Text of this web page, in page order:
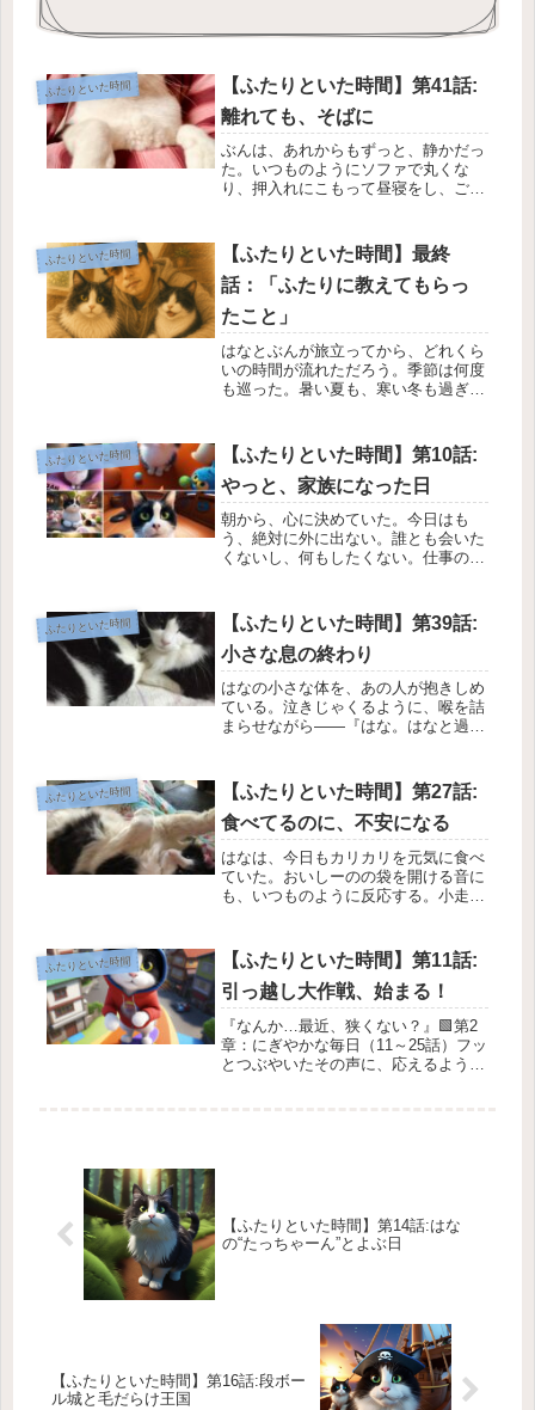
ふたりといた時間
【ふたりといた時間】第41話:
離れても、そばに
ぶんは、あれからもずっと、静かだっ
た。いつものようにソファで丸くな
り、押入れにこもって昼寝をし、ごは
も、少しずつリズムが生まれていた。
確かに“ひとり”になったはずなのに、
そ...
ふたりといた時間
【ふたりといた時間】最終
話：「ふたりに教えてもらっ
たこと」
はなとぶんが旅立ってから、どれくら
いの時間が流れただろう。季節は何度
も巡った。暑い夏も、寒い冬も過ぎて
できる。朝、目が覚めたとき。仕事へ
向かうとき。ごはんを食べるとき。眠
る前...
ふたりといた時間
【ふたりといた時間】第10話:
やっと、家族になった日
朝から、心に決めていた。今日はも
う、絶対に外に出ない。誰とも会いた
くないし、何もしたくない。仕事の疲
歩も動かない』っていう、ちょっとし
た宣言みたいなもの。それが今日の予
定表...
ふたりといた時間
【ふたりといた時間】第39話:
小さな息の終わり
はなの小さな体を、あの人が抱きしめ
ている。泣きじゃくるように、喉を詰
まらせながら——『はな。はなと過ご
本当にありがとう……はな
ぁ……！』“はな”と何度も、何度も呼
びかけて、崩...
ふたりといた時間
【ふたりといた時間】第27話:
食べてるのに、不安になる
はなは、今日もカリカリを元気に食べ
ていた。おいしーのの袋を開ける音に
も、いつものように反応する。小走り
ているみたいに尻尾をふる。食いしん
坊なのは、ずっと変わらない。カリカ
リ...
ふたりといた時間
【ふたりといた時間】第11話:
引っ越し大作戦、始まる！
『なんか…最近、狭くない？』🟩第2
章：にぎやかな毎日（11～25話）フッ
とつぶやいたその声に、応えるように
【ふたりといた時間】第14話:はな
の“たっちゃーん”とよぶ日
【ふたりといた時間】第16話:段ボー
ル城と毛だらけ王国